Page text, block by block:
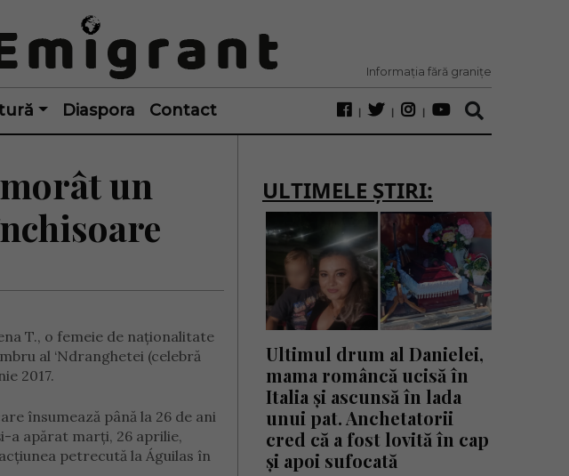
Informația fără granițe
Diaspora Contact
un
T., o femeie de naționalitate
al ‘Ndranghetei (celebră
2017.
însumează până la 26 de ani
a apărat marți, 26 aprilie,
petrecută la Águilas în
ULTIMELE ȘTIRI:
Ultimul drum al Danielei,
mama româncă ucisă în
Italia și ascunsă în lada
unui pat. Anchetatorii
cred că a fost lovită în cap
și apoi sufocată